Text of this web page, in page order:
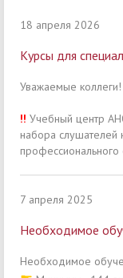
18 апреля 2026
Курсы для
Уважаемые коллеги!
!! Учебный центр
набора слушателей
профессионального
7 апреля 2025
Необходимое
Необходимое